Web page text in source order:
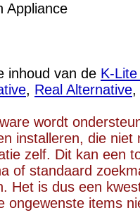
Appliance
inhoud van de K-
, Real Alternative,
wordt
installeren, die niet
zelf. Dit kan een
of standaard
Het is dus een
ongewenste items